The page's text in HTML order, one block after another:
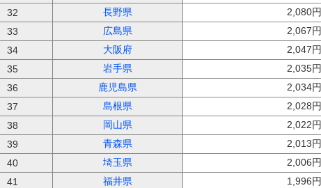
32
長野県 2,080円
33
広島県 2,067円
34
大阪府 2,047円
35
岩手県 2,035円
36
鹿児島県 2,034円
37
島根県 2,028円
38
岡山県 2,022円
39
青森県 2,013円
40
埼玉県 2,006円
41
福井県 1,996円